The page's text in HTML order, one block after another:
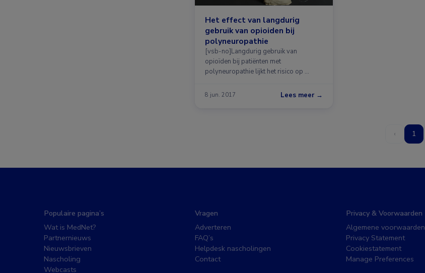
Het effect van langdurig
gebruik van opioiden bij
polyneuropathie
[vsb-no]Langdurig gebruik van
opioïden bij patiënten met
polyneuropathie lijkt het risico op …
8 jun. 2017 Lees meer →
‹ 1
Populaire pagina’s
Wat is MedNet?
Partnernieuws
Nieuwsbrieven
Nascholing
Webcasts
Vragen
Adverteren
FAQ’s
Helpdesk nascholingen
Contact
Privacy & Voorwaarden
Algemene voorwaarden
Privacy Statement
Cookiestatement
Manage Preferences